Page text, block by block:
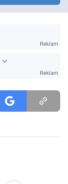
Reklam
Reklam